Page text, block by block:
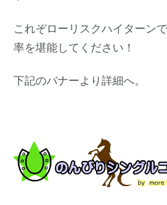
これぞローリスクハイターン
率を堪能してください！
下記のバナーより詳細へ。